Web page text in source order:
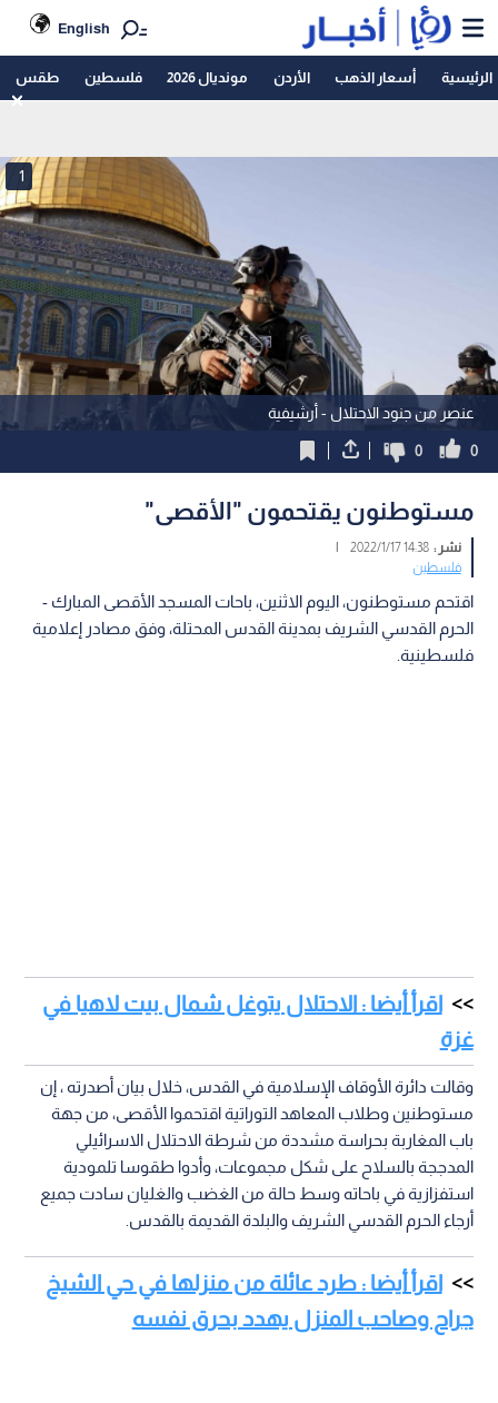
English
الرئيسية أسعار الذهب الأردن مونديال 2026 فلسطين طقس
عنصر من جنود الاحتلال - أرشيفية
1
0
0
مستوطنون يقتحمون "الأقصى"
نشر :14:38 2022/1/17
|
فلسطين
اقتحم مستوطنون، اليوم الاثنين، باحات المسجد الأقصى المبارك -
الحرم القدسي الشريف بمدينة القدس المحتلة، وفق مصادر إعلامية
فلسطينية.
اقرأ أيضا : الاحتلال يتوغل شمال بيت لاهيا في
غزة
وقالت دائرة الأوقاف الإسلامية في القدس، خلال بيان أصدرته ، إن
مستوطنين وطلاب المعاهد التوراتية اقتحموا الأقصى، من جهة
باب المغاربة بحراسة مشددة من شرطة الاحتلال الاسرائيلي
المدججة بالسلاح على شكل مجموعات، وأدوا طقوسا تلمودية
استفزازية في باحاته وسط حالة من الغضب والغليان سادت جميع
أرجاء الحرم القدسي الشريف والبلدة القديمة بالقدس.
اقرأ أيضا : طرد عائلة من منزلها في حي الشيخ
جراح وصاحب المنزل يهدد بحرق نفسه